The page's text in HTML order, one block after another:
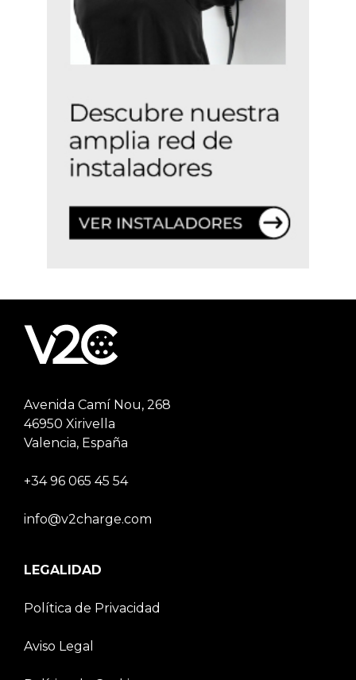
Avenida Camí Nou, 268
46950 Xirivella
Valencia, España
+34 96 065 45 54
info@v2charge.com
LEGALIDAD
Política de Privacidad
Aviso Legal